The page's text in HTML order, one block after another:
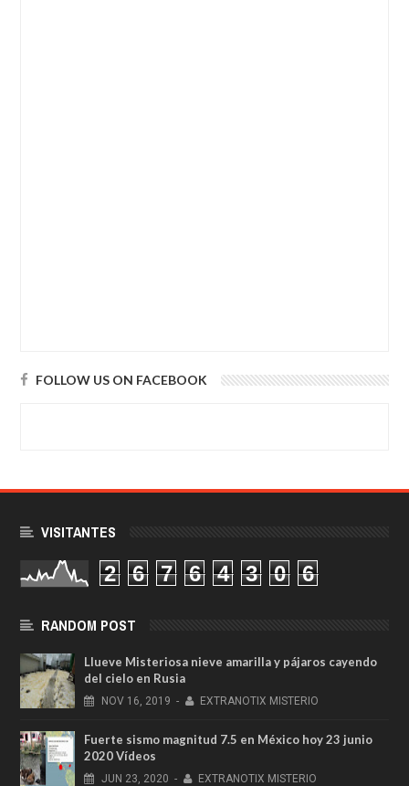
FOLLOW US ON FACEBOOK
VISITANTES
2 6 7 6 4 3 0 6
RANDOM POST
Llueve Misteriosa nieve amarilla y pájaros cayendo
del cielo en Rusia
NOV 16, 2019 - EXTRANOTIX MISTERIO
Fuerte sismo magnitud 7.5 en México hoy 23 junio
2020 Vídeos
JUN 23, 2020 - EXTRANOTIX MISTERIO